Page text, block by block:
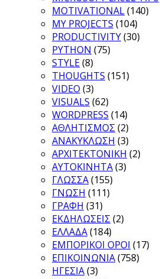
MOTIVATIONAL(140)
MY PROJECTS (104)
PRODUCTIVITY(30)
PYTHON (75)
STYLE(8)
THOUGHTS (151)
VIDEO (3)
VISUALS (62)
WORDPRESS (14)
ΑΘΛΗΤΙΣΜΟΣ (2)
ΑΝΑΚΥΚΛΩΣΗ (3)
ΑΡΧΙΤΕΚΤΟΝΙΚΗ (2)
ΑΥΤΟΚΙΝΗΤΑ(3)
ΓΛΩΣΣΑ(155)
ΓΝΩΣΗ (111)
ΓΡΑΦΗ (31)
ΕΚΔΗΛΩΣΕΙΣ (2)
ΕΛΛΑΔΑ(184)
ΕΜΠΟΡΙΚΟΙ ΟΡΟΙ (17)
ΕΠΙΚΟΙΝΩΝΙΑ(758)
ΗΓΕΣΙΑ(3)